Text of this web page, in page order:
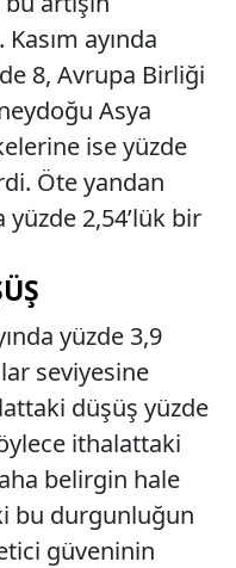
ayında
8, Avrupa Birliği
Asya
ise yüzde
Öte yandan
yüzde 2,54’lük bir
yüzde 3,9
seviyesine
düşüş yüzde
ithalattaki
belirgin hale
bu durgunluğun
güveninin